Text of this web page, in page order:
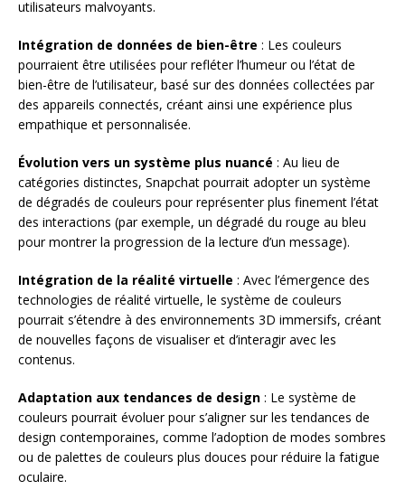
utilisateurs malvoyants.
Intégration de données de bien-être : Les couleurs
pourraient être utilisées pour refléter l’humeur ou l’état de
bien-être de l’utilisateur, basé sur des données collectées par
des appareils connectés, créant ainsi une expérience plus
empathique et personnalisée.
Évolution vers un système plus nuancé : Au lieu de
catégories distinctes, Snapchat pourrait adopter un système
de dégradés de couleurs pour représenter plus finement l’état
des interactions (par exemple, un dégradé du rouge au bleu
pour montrer la progression de la lecture d’un message).
Intégration de la réalité virtuelle : Avec l’émergence des
technologies de réalité virtuelle, le système de couleurs
pourrait s’étendre à des environnements 3D immersifs, créant
de nouvelles façons de visualiser et d’interagir avec les
contenus.
Adaptation aux tendances de design : Le système de
couleurs pourrait évoluer pour s’aligner sur les tendances de
design contemporaines, comme l’adoption de modes sombres
ou de palettes de couleurs plus douces pour réduire la fatigue
oculaire.